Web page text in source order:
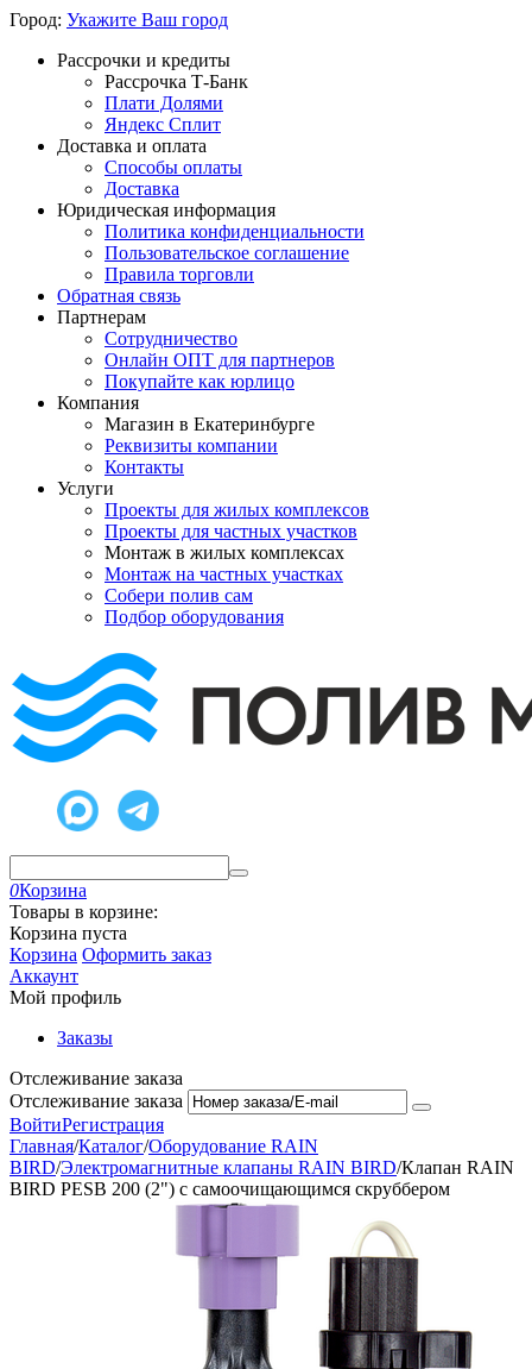
Город: Укажите Ваш город
Рассрочки и кредиты
Рассрочка Т-Банк
Плати Долями
Яндекс Сплит
Доставка и оплата
Способы оплаты
Доставка
Юридическая информация
Политика конфиденциальности
Пользовательское соглашение
Правила торговли
Обратная связь
Партнерам
Сотрудничество
Онлайн ОПТ для партнеров
Покупайте как юрлицо
Компания
Магазин в Екатеринбурге
Реквизиты компании
Контакты
Услуги
Проекты для жилых комплексов
Проекты для частных участков
Монтаж в жилых комплексах
Монтаж на частных участках
Собери полив сам
Подбор оборудования
0Корзина
Товары в корзине:
Корзина пуста
Корзина Оформить заказ
Аккаунт
Мой профиль
Заказы
Отслеживание заказа
Отслеживание заказа
ВойтиРегистрация
Главная/Каталог/Оборудование RAIN
BIRD/Электромагнитные клапаны RAIN BIRD/Клапан RAIN
BIRD PESB 200 (2") с самоочищающимся скруббером